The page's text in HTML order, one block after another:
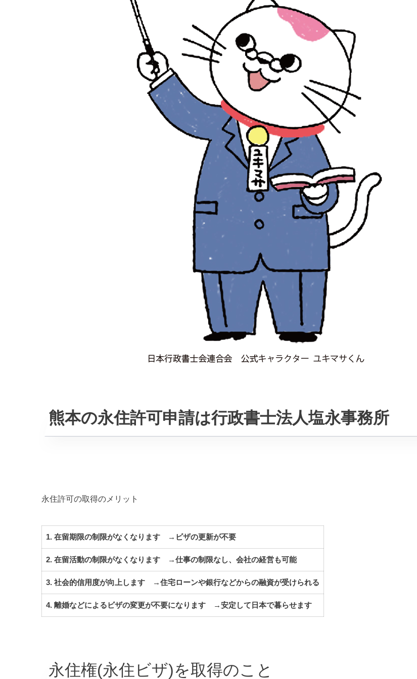
熊本の永住許可申請は行政書士法人塩永事務所
永住許可の取得のメリット
1. 在留期限の制限がなくなります →ビザの更新が不要
2. 在留活動の制限がなくなります →仕事の制限なし、会社の経営も可能
3. 社会的信用度が向上します →住宅ローンや銀行などからの融資が受けられる
4. 離婚などによるビザの変更が不要になります →安定して日本で暮らせます
永住権(永住ビザ)を取得のこと